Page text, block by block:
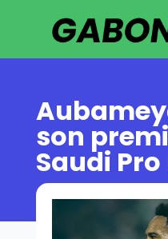
son
Saudi